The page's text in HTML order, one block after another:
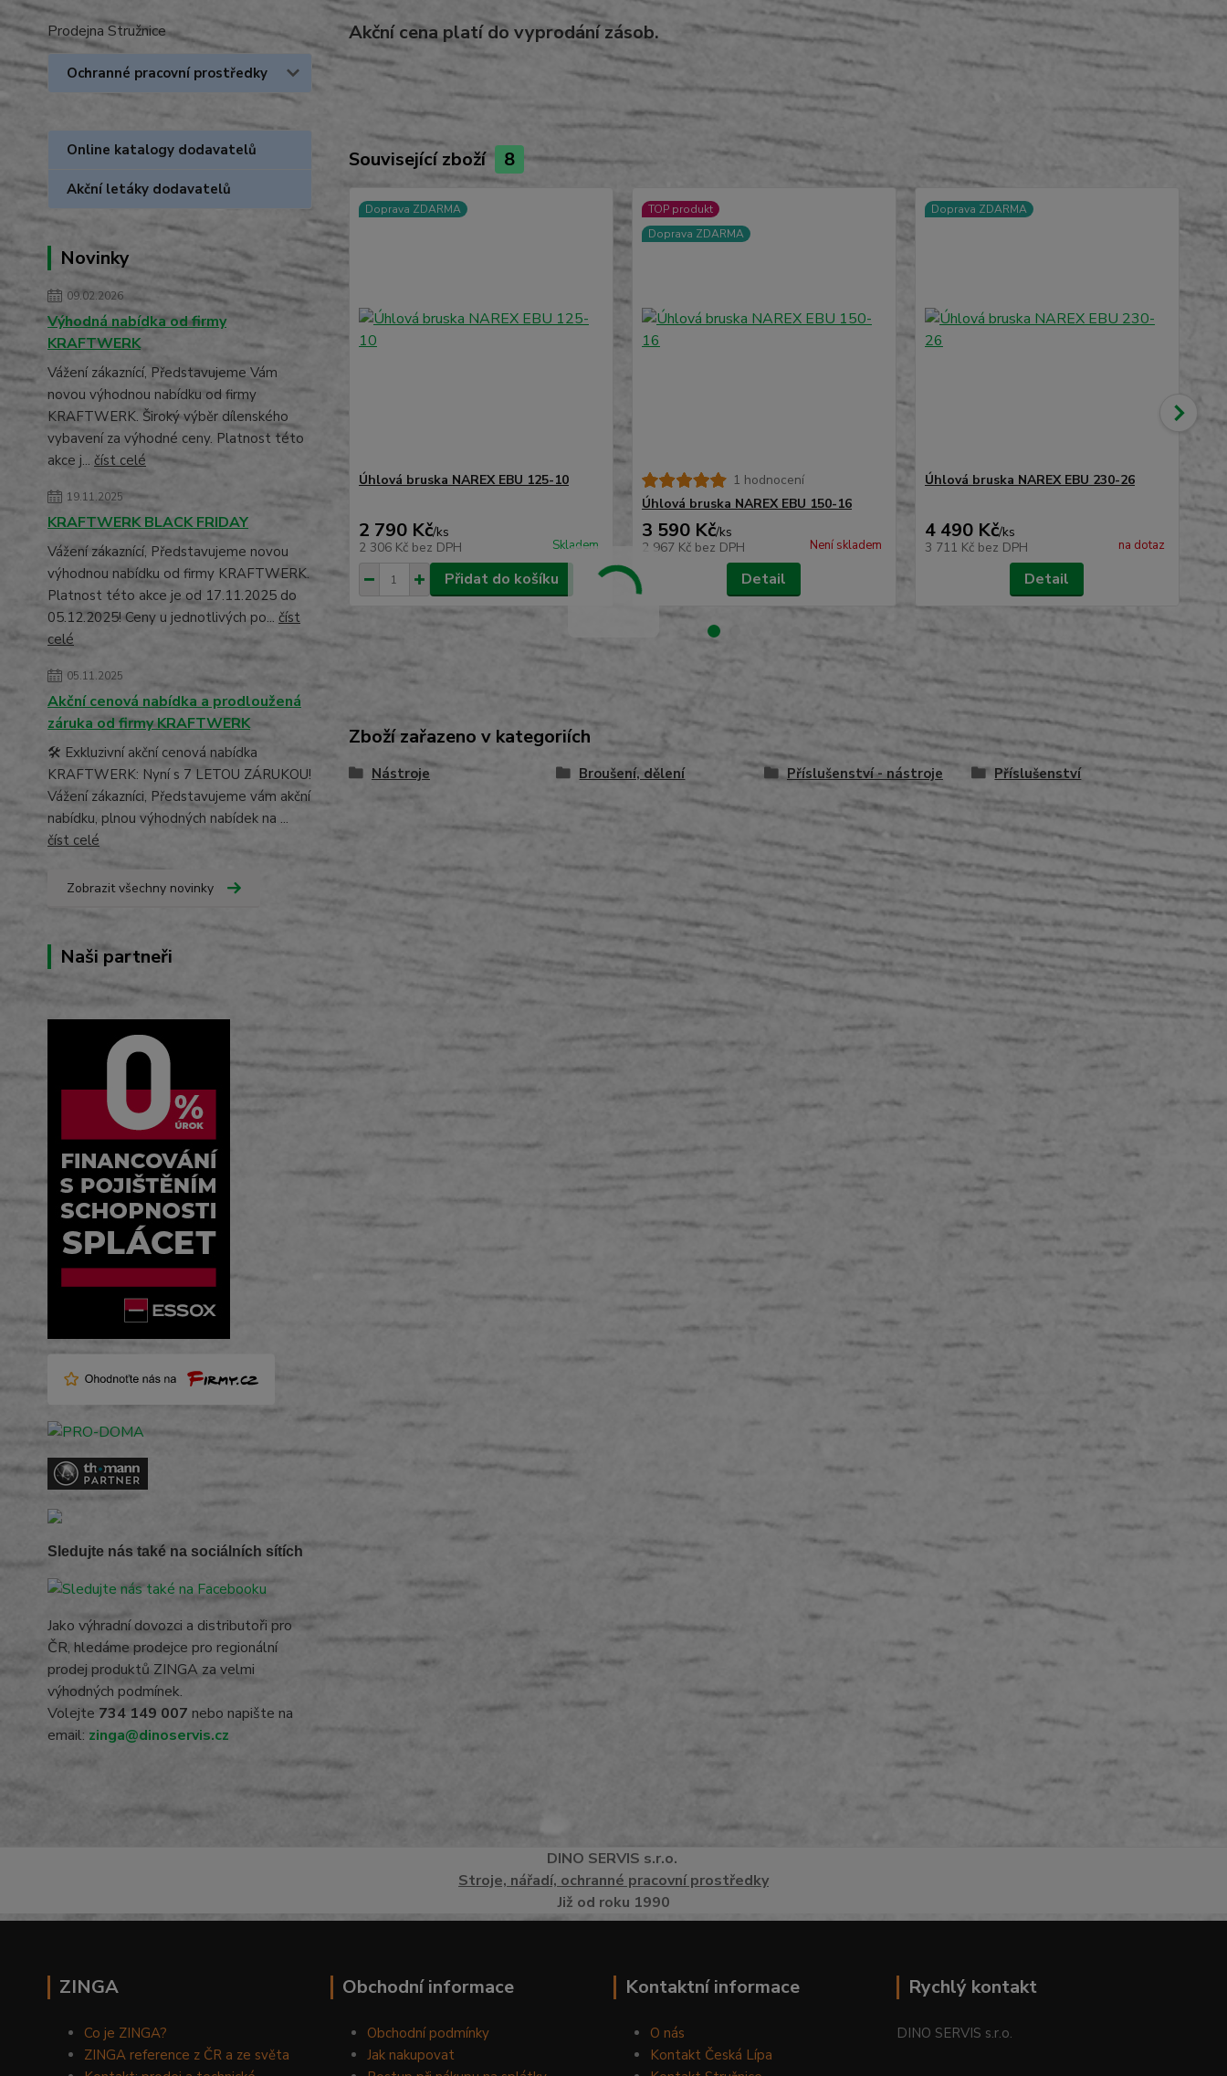
Prodejna Stružnice
Ochranné pracovní prostředky
Online katalogy dodavatelů
Akční letáky dodavatelů
Novinky
09.02.2026
Výhodná nabídka od firmy
KRAFTWERK
Vážení zákaznící, Představujeme Vám
novou výhodnou nabídku od firmy
KRAFTWERK. Široký výběr dílenského
vybavení za výhodné ceny. Platnost této
akce j... číst celé
19.11.2025
KRAFTWERK BLACK FRIDAY
Vážení zákaznící, Představujeme novou
výhodnou nabídku od firmy KRAFTWERK.
Platnost této akce je od 17.11.2025 do
05.12.2025! Ceny u jednotlivých po... číst
celé
05.11.2025
Akční cenová nabídka a prodloužená
záruka od firmy KRAFTWERK
🛠️ Exkluzivní akční cenová nabídka
KRAFTWERK: Nyní s 7 LETOU ZÁRUKOU!
Vážení zákazníci, Představujeme vám akční
nabídku, plnou výhodných nabídek na ...
číst celé
Zobrazit všechny novinky
Naši partneři
Sledujte nás také na sociálních sítích
Jako výhradní dovozci a distributoři pro
ČR, hledáme prodejce pro regionální
prodej produktů ZINGA za velmi
výhodných podmínek.
Volejte 734 149 007 nebo napište na
email: zinga@dinoservis.cz
Akční cena platí do vyprodání zásob.
Související zboží 8
Doprava ZDARMA
Úhlová bruska NAREX EBU 125-10
2 790 Kč/ks
2 306 Kč bez DPH Skladem
Přidat do košíku
TOP produkt
Doprava ZDARMA
1 hodnocení
Úhlová bruska NAREX EBU 150-16
3 590 Kč/ks
2 967 Kč bez DPH Není skladem
Detail
Doprava ZDARMA
Úhlová bruska NAREX EBU 230-26
4 490 Kč/ks
3 711 Kč bez DPH na dotaz
Detail
Zboží zařazeno v kategoriích
Nástroje Broušení, dělení Příslušenství - nástroje Příslušenství
DINO SERVIS s.r.o.
Stroje, nářadí, ochranné pracovní prostředky
Již od roku 1990
ZINGA
Co je ZINGA?
ZINGA reference z ČR a ze světa
Obchodní informace
Obchodní podmínky
Jak nakupovat
Kontaktní informace
O nás
Kontakt Česká Lípa
Rychlý kontakt
DINO SERVIS s.r.o.